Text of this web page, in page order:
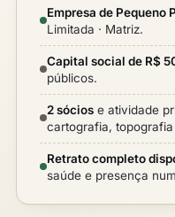
Empresa de Pequeno
Limitada · Matriz.
Capital social de R$
públicos.
2 sócios e atividade
cartografia,
Retrato completo
saúde e presença